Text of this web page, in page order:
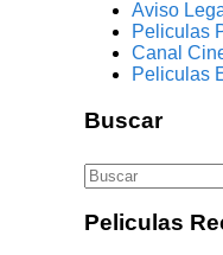
Aviso
Peliculas
Canal
Peliculas
Buscar
Peliculas